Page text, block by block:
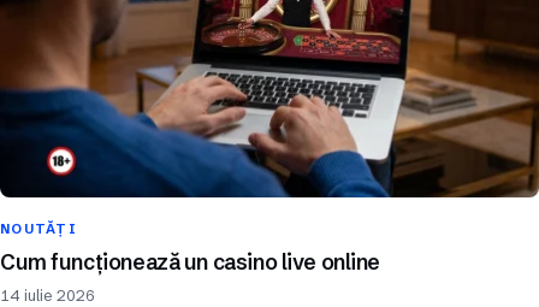
NOUTĂȚI
Cum funcționează un casino live online
14 iulie 2026